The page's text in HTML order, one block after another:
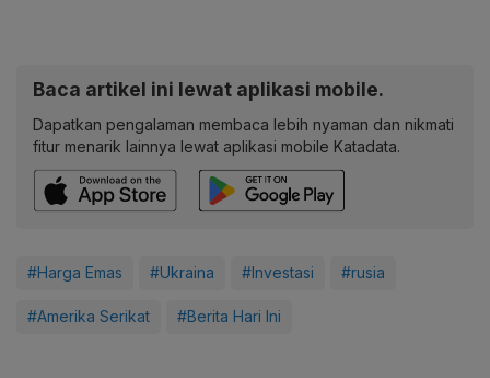
Baca artikel ini lewat aplikasi mobile.
Dapatkan pengalaman membaca lebih nyaman dan nikmati
fitur menarik lainnya lewat aplikasi mobile Katadata.
#Harga Emas #Ukraina #Investasi #rusia
#Amerika Serikat #Berita Hari Ini